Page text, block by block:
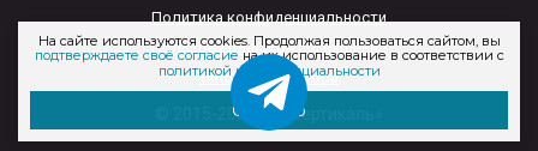
Политика конфиденциальности
Пользовательское соглашение
Типовые договора
© 2015-2026 ГК «Вертикаль»
На сайте используются cookies. Продолжая пользоваться сайтом, вы
подтверждаете своё согласие на их использование в соответствии с
политикой конфиденциальности
Отлично